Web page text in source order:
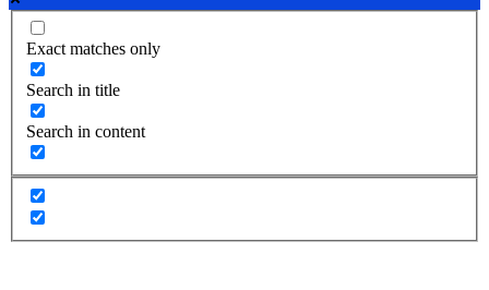
Exact matches only
Search in title
Search in content